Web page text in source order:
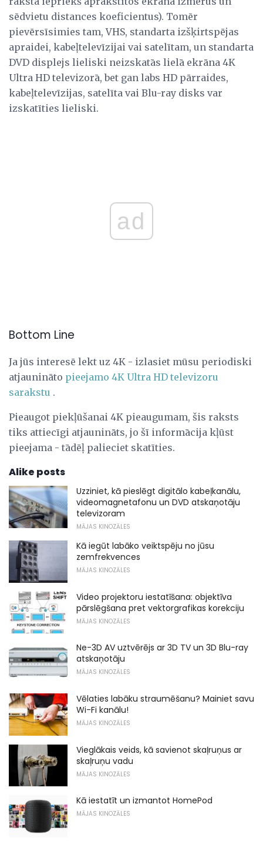
sēdvietu distances koeficientus). Tomēr
pievērsīsimies tam, VHS, standarta izšķirtspējas
apraidei, kabeļtelevīzijai vai satelītam, un standarta
DVD displejs lieliski neizskatās lielā ekrāna 4K
Ultra HD televizorā, bet gan labs HD pārraides,
kabeļtelevīzijas, satelīta vai Blu-ray disks var
izskatīties lieliski.
ad
Bottom Line
Ja jūs interesē lekt uz 4K - izlasiet mūsu periodiski
atjaunināto pieejamo 4K Ultra HD televizoru
sarakstu .
Pieaugot piekļūšanai 4K pieaugumam, šis raksts
tiks attiecīgi atjaunināts, jo šī informācija kļūst
pieejama - tādēļ palieciet skatīties.
Alike posts
Uzziniet, kā pieslēgt digitālo kabeļkanālu,
videomagnetafonu un DVD atskaņotāju
televizoram
MĀJAS KINOZĀLES
Kā iegūt labāko veiktspēju no jūsu
zemfrekvences
MĀJAS KINOZĀLES
Video projektoru iestatīšana: objektīva
pārslēgšana pret vektorgrafikas korekciju
MĀJAS KINOZĀLES
Ne-3D AV uztvērējs ar 3D TV un 3D Blu-ray
atskaņotāju
MĀJAS KINOZĀLES
Vēlaties labāku straumēšanu? Mainiet savu
Wi-Fi kanālu!
MĀJAS KINOZĀLES
Vieglākais veids, kā savienot skaļruņus ar
skaļruņu vadu
MĀJAS KINOZĀLES
Kā iestatīt un izmantot HomePod
MĀJAS KINOZĀLES